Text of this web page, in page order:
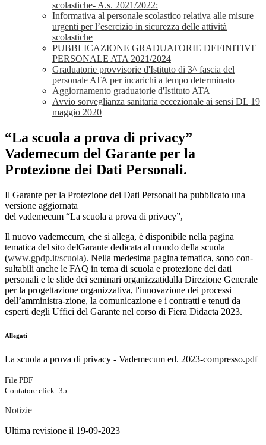
scolastiche- A.s. 2021/2022:
Informativa al personale scolastico relativa alle misure
urgenti per l’esercizio in sicurezza delle attività
scolastiche
PUBBLICAZIONE GRADUATORIE DEFINITIVE
PERSONALE ATA 2021/2024
Graduatorie provvisorie d'Istituto di 3^ fascia del
personale ATA per incarichi a tempo determinato
Aggiornamento graduatorie d'Istituto ATA
Avvio sorveglianza sanitaria eccezionale ai sensi DL 19
maggio 2020
“La scuola a prova di privacy”
Vademecum del Garante per la
Protezione dei Dati Personali.
Il Garante per la Protezione dei Dati Personali ha pubblicato una
versione aggiornata
del vademecum “La scuola a prova di privacy”,
Il nuovo vademecum, che si allega, è disponibile nella pagina
tematica del sito delGarante dedicata al mondo della scuola
(www.gpdp.it/scuola). Nella medesima pagina tematica, sono con-
sultabili anche le FAQ in tema di scuola e protezione dei dati
personali e le slide dei seminari organizzatidalla Direzione Generale
per la progettazione organizzativa, l'innovazione dei processi
dell’amministra-zione, la comunicazione e i contratti e tenuti da
esperti degli Uffici del Garante nel corso di Fiera Didacta 2023.
Allegati
La scuola a prova di privacy - Vademecum ed. 2023-compresso.pdf
File PDF
Contatore click: 35
Notizie
Ultima revisione il 19-09-2023